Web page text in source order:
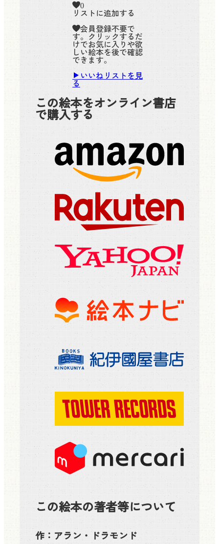
0
リストに追加する
会員登録不要で
す。クリックするだ
けでお気に入りや欲
しい絵本を後で確認
できます。
いいねリストを見
る
この絵本をオンライン書店
で購入する
この絵本の著者等について
作： アラン・ドラモンド